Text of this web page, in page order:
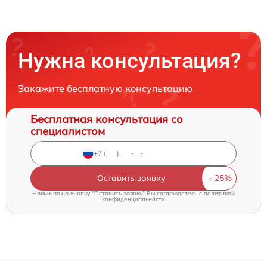
Нужна консультация?
Закажите бесплатную консультацию
Бесплатная консультация со
специалистом
Оставить заявку
Нажимая на кнопку "Оставить заявку" Вы соглашаетесь cполитикой
конфиденциальности